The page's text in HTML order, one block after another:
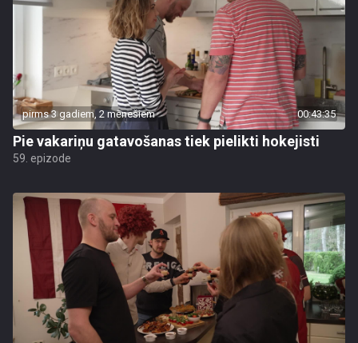
pirms 3 gadiem, 2 mēnešiem 00:43:35
Pie vakariņu gatavošanas tiek pielikti hokejisti
59. epizode